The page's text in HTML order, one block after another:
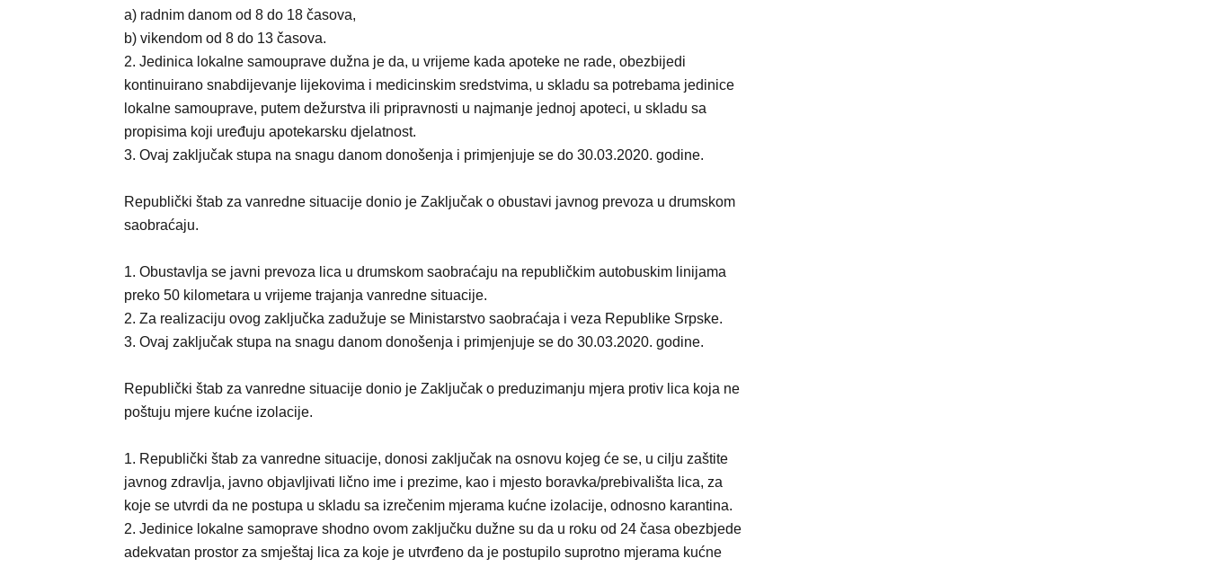
a) radnim danom od 8 do 18 časova,
b) vikendom od 8 do 13 časova.
2. Jedinica lokalne samouprave dužna je da, u vrijeme kada apoteke ne rade, obezbijedi
kontinuirano snabdijevanje lijekovima i medicinskim sredstvima, u skladu sa potrebama jedinice
lokalne samouprave, putem dežurstva ili pripravnosti u najmanje jednoj apoteci, u skladu sa
propisima koji uređuju apotekarsku djelatnost.
3. Ovaj zaključak stupa na snagu danom donošenja i primjenjuje se do 30.03.2020. godine.
Republički štab za vanredne situacije donio je Zaključak o obustavi javnog prevoza u drumskom
saobraćaju.
1. Obustavlja se javni prevoza lica u drumskom saobraćaju na republičkim autobuskim linijama
preko 50 kilometara u vrijeme trajanja vanredne situacije.
2. Za realizaciju ovog zaključka zadužuje se Ministarstvo saobraćaja i veza Republike Srpske.
3. Ovaj zaključak stupa na snagu danom donošenja i primjenjuje se do 30.03.2020. godine.
Republički štab za vanredne situacije donio je Zaključak o preduzimanju mjera protiv lica koja ne
poštuju mjere kućne izolacije.
1. Republički štab za vanredne situacije, donosi zaključak na osnovu kojeg će se, u cilju zaštite
javnog zdravlja, javno objavljivati lično ime i prezime, kao i mjesto boravka/prebivališta lica, za
koje se utvrdi da ne postupa u skladu sa izrečenim mjerama kućne izolacije, odnosno karantina.
2. Jedinice lokalne samoprave shodno ovom zaključku dužne su da u roku od 24 časa obezbjede
adekvatan prostor za smještaj lica za koje je utvrđeno da je postupilo suprotno mjerama kućne